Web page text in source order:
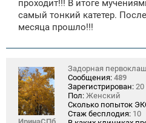
проходит!!! В итоге
самый тонкий катетер.
месяца прошло!!!
ИринаСПб
Задорная
Сообщения: 489
Зарегистрирован: 20
Пол: Женский
Сколько попыток
Стаж бесплодия: 10